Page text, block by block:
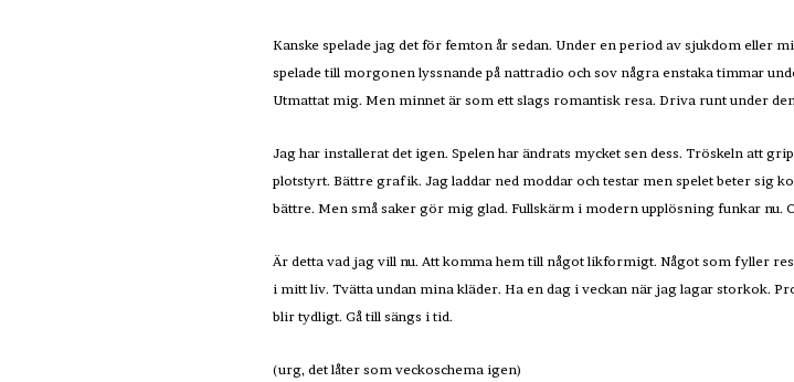
Kanske spelade jag det för femton år sedan. Under en period av sjukdom eller
spelade till morgonen lyssnande på nattradio och sov några enstaka timmar
Utmattat mig. Men minnet är som ett slags romantisk resa. Driva runt under
Jag har installerat det igen. Spelen har ändrats mycket sen dess. Tröskeln att
plotstyrt. Bättre grafik. Jag laddar ned moddar och testar men spelet beter sig
bättre. Men små saker gör mig glad. Fullskärm i modern upplösning funkar nu.
Är detta vad jag vill nu. Att komma hem till något likformigt. Något som fyller
i mitt liv. Tvätta undan mina kläder. Ha en dag i veckan när jag lagar storkok.
blir tydligt. Gå till sängs i tid.
(urg, det låter som veckoschema igen)